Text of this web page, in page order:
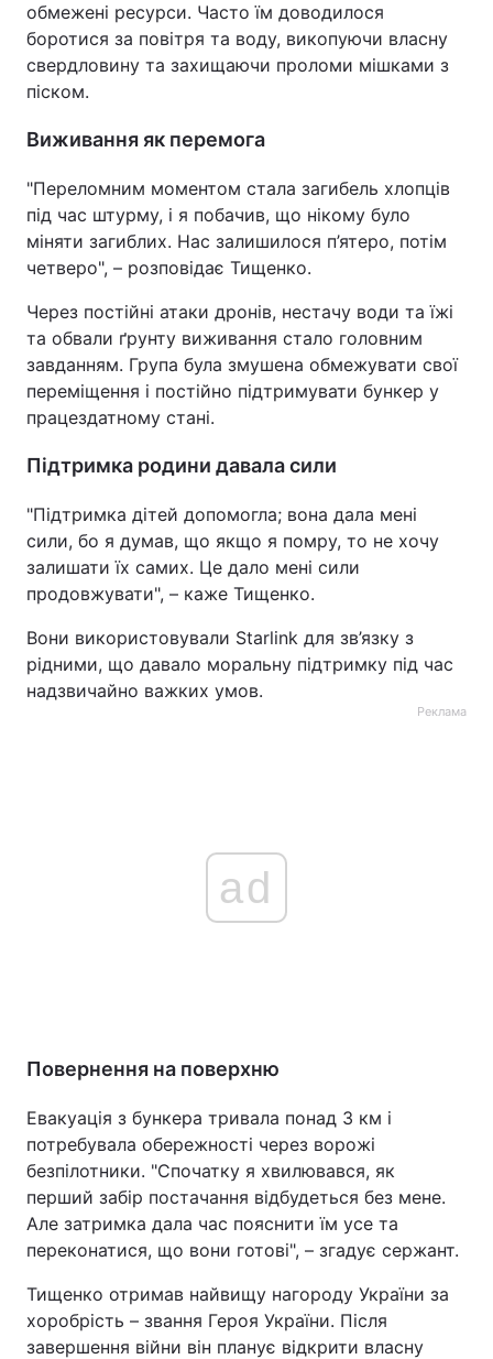
обмежені ресурси. Часто їм доводилося
боротися за повітря та воду, викопуючи власну
свердловину та захищаючи проломи мішками з
піском.
Виживання як перемога
"Переломним моментом стала загибель хлопців
під час штурму, і я побачив, що нікому було
міняти загиблих. Нас залишилося п’ятеро, потім
четверо", – розповідає Тищенко.
Через постійні атаки дронів, нестачу води та їжі
та обвали ґрунту виживання стало головним
завданням. Група була змушена обмежувати свої
переміщення і постійно підтримувати бункер у
працездатному стані.
Підтримка родини давала сили
"Підтримка дітей допомогла; вона дала мені
сили, бо я думав, що якщо я помру, то не хочу
залишати їх самих. Це дало мені сили
продовжувати", – каже Тищенко.
Вони використовували Starlink для зв’язку з
рідними, що давало моральну підтримку під час
надзвичайно важких умов.
Реклама
ad
Повернення на поверхню
Евакуація з бункера тривала понад 3 км і
потребувала обережності через ворожі
безпілотники. "Спочатку я хвилювався, як
перший забір постачання відбудеться без мене.
Але затримка дала час пояснити їм усе та
переконатися, що вони готові", – згадує сержант.
Тищенко отримав найвищу нагороду України за
хоробрість – звання Героя України. Після
завершення війни він планує відкрити власну